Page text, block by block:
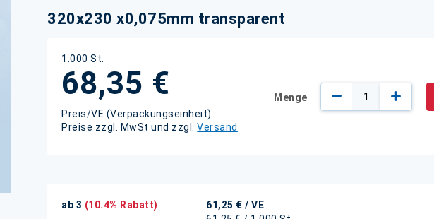
320x230 x0,075mm transparent
1.000 St.
68,35 €
Preis/VE (Verpackungseinheit)
Preise zzgl. MwSt und zzgl.Versand
Menge
ab 3 (10.4% Rabatt) 61,25 € / VE